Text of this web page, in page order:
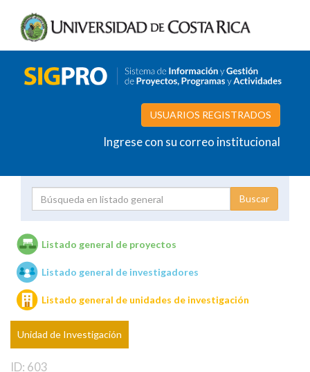
USUARIOS REGISTRADOS
Ingrese con su correo institucional
Unidades de investigación
Listado general de proyectos
Listado general de investigadores
Listado general de unidades de investigación
Unidad de Investigación
ID: 603